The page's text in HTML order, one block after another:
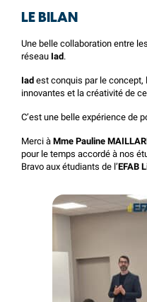
LE BILAN
Une belle collaboration entre
réseau Iad.
Iad est conquis par le
innovantes et la créativité de
C’est une belle expérience de
Merci à Mme Pauline
pour le temps accordé à nos
Bravo aux étudiants de l’EFAB